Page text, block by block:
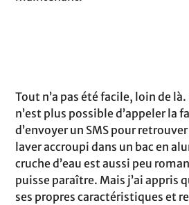
Tout n’a pas été facile, loin de
n’est plus possible d’appeler la
d’envoyer un SMS pour
laver accroupi dans un bac en
cruche d’eau est aussi peu
puisse paraître. Mais j’ai appris
ses propres caractéristiques et